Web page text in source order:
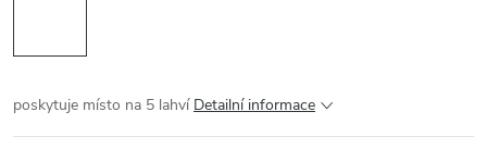
poskytuje místo na 5 lahví Detailní informace